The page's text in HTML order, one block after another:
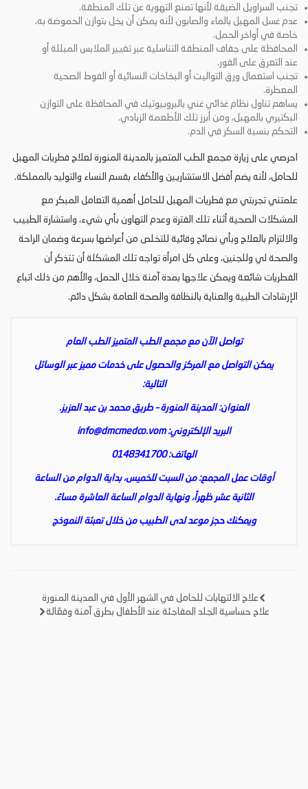
تجنب السراويل الضيقة لأنها تمنع التهوية عن تلك المنطقة.
عدم غسل المهبل بالماء والصابون لأنه يمكن أن يخل بتوازن الحموضة به،
خاصة في أواخر الحمل.
المحافظة على جفاف المنطقة التناسلية عبر تغيير الملابس المبللة أو
عند التعرق على الفور.
تجنب استعمال ورق التواليت أو البخاخات النسائية أو الفوط الصحية
المعطرة.
يساهم تناول نظام غذائي غني بالبروبيوتيك في المحافظة على التوازن
البكتيري بالمهبل، ومن أبرز تلك الأطعمة الزبادي.
التحكم بنسبة السكر في الدم.
احرصي على زيارة مجمع الطب المتميز بالمدينة المنورة لعلاج فطريات المهبل
للحامل، لأنه يضم أفضل الاستشاريين والأكفاء بقسم النساء والتوليد بالمملكة.
علمتني تجربتي مع فطريات المهبل للحامل أهمية التعامل المبكر مع
المشكلات الصحية أثناء تلك الفترة وعدم التهاون بأي شيء، واستشارة الطبيب
والالتزام بالعلاج وبأي نصائح وقائية للتخلص من أعراضها بسرعة وضمان الراحة
والصحة لي وللجنين، وعلى كل امرأة تواجه تلك المشكلة أن تتذكر أن
الفطريات شائعة ويمكن علاجها بمدة آمنة خلال الحمل، والأهم من ذلك اتباع
الإرشادات الطبية والعناية بالنظافة والصحة العامة بشكل دائم.
تواصل الآن مع مجمع الطب المتميز الطب العام
يمكن التواصل مع المركز والحصول على خدمات مميز عبر الوسائل
التالية:
العنوان: المدينة المنورة – طريق محمد بن عبد العزيز.
البريد الإلكتروني:info@dmcmedco.vom
الهاتف: 0148341700
أوقات عمل المجمع: من السبت للخميس، بداية الدوام من الساعة
الثانية عشر ظهراً، ونهاية الدوام الساعة العاشرة مساءً.
ويمكنك حجز موعد لدى الطبيب من خلال تعبئة النموذج
تصفّحعلاج الالتهابات للحامل في الشهر الأول في المدينة المنورة
علاج حساسية الجلد المفاجئة عند الأطفال بطرق آمنة وفعّالة